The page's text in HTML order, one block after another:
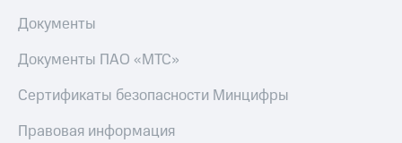
Документы
Документы ПАО «МТС»
Сертификаты безопасности Минцифры
Правовая информация